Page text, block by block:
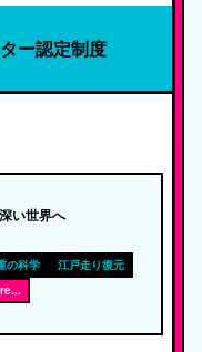
ー認定制度
い世界へ
の科学
江戸走り復元